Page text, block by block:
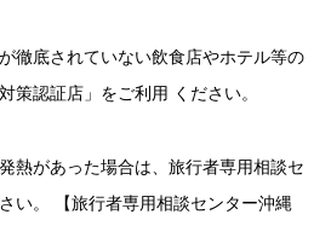
徹底されていない飲食店やホテル等の
策認証店」をご利用 ください。
熱があった場合は、旅行者専用相談セ
い。 【旅行者専用相談センター沖縄